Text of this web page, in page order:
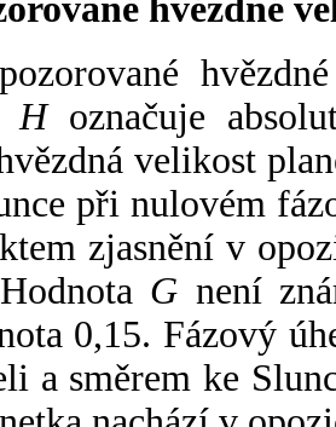
hvězdné
Hoznačuje
velikost
při nulovém
zjasnění v
G není
0,15. Fázový
a směrem ke